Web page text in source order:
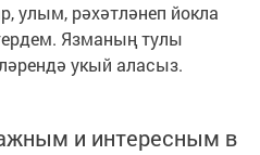
улым, рәхәтләнеп йокла
Язманың тулы
укый аласыз.
и интересным в